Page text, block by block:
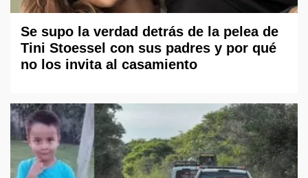
Se supo la verdad detrás de la pelea de
Tini Stoessel con sus padres y por qué
no los invita al casamiento